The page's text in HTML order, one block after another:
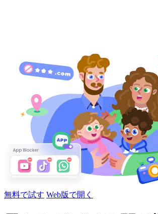
無料で試す Web版で開く